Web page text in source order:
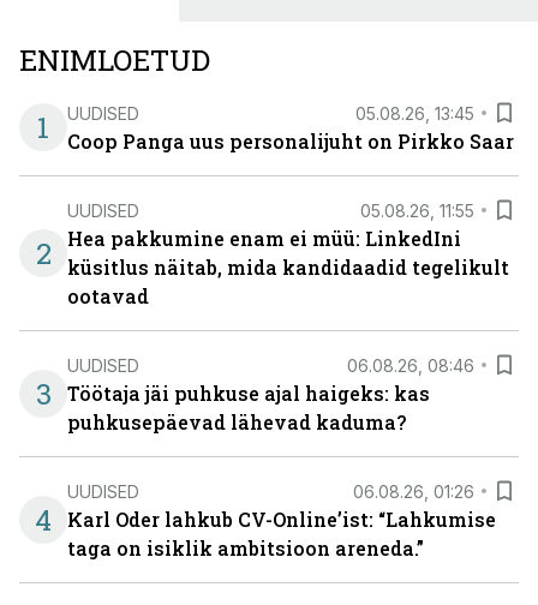
ENIMLOETUD
1
UUDISED 05.08.26, 13:45
Coop Panga uus personalijuht on Pirkko Saar
2
UUDISED 05.08.26, 11:55
Hea pakkumine enam ei müü: LinkedIni
küsitlus näitab, mida kandidaadid tegelikult
ootavad
3
UUDISED 06.08.26, 08:46
Töötaja jäi puhkuse ajal haigeks: kas
puhkusepäevad lähevad kaduma?
4
UUDISED 06.08.26, 01:26
Karl Oder lahkub CV-Online’ist: “Lahkumise
taga on isiklik ambitsioon areneda.”